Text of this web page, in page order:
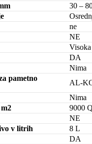
30 –
ne
NE
Visoka
DA
Nima
pametno
AL-
Nima
9000
NE
v litrih
8 L
DA